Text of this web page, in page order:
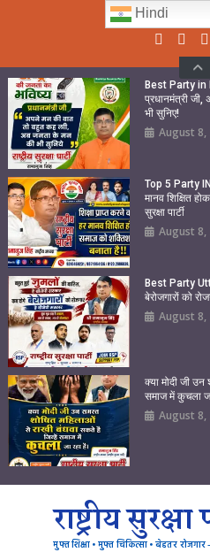
Sunday,
Best Party in
प्रधानमंत्री
भी सुनिए!
August 8,
Top 5 Party IN
मानव शिक्षित
सुरक्षा पार्टी
August 8,
Best Party
बेरोजगारों को
August 8,
क्या मोदी जी
समाज में कुचला
August 8,
राष्ट्रीय
मुफ्त शिक्षा • मुफ्त चिकित्सा • बेहतर रोजगार
Hindi